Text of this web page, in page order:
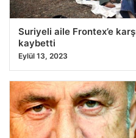
Suriyeli aile Frontex’e
kaybetti
Eylül 13, 2023